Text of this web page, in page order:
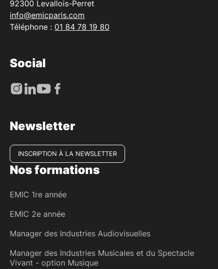
92300 Levallois-Perret
info@emicparis.com
Téléphone : 01 84 78 19 80
Social
Newsletter
INSCRIPTION À LA NEWSLETTER
Nos formations
EMIC 1re année
EMIC 2e année
Manager des Industries Audiovisuelles
Manager des Industries Musicales et du Spectacle
Vivant - option Musique